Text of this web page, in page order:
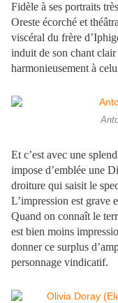
Fidèle à ses portraits
Oreste écorché et
viscéral du frère
induit de son chant
harmonieusement à
Et c’est avec une
impose d’emblée une
droiture qui saisit le
L’impression est grave
Quand on connaît le
est bien moins
donner ce surplus
personnage vindicatif.